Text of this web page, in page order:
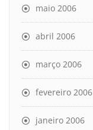
maio 2006
abril 2006
março 2006
fevereiro 2006
janeiro 2006